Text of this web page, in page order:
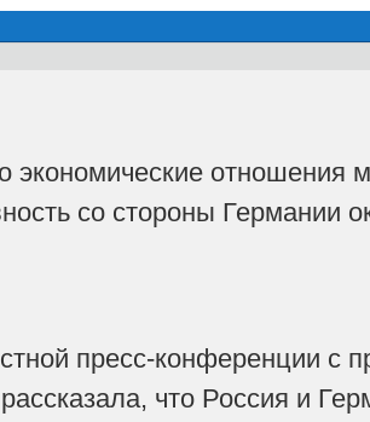
отношения
со стороны Германии
пресс-конференции с
что Россия и